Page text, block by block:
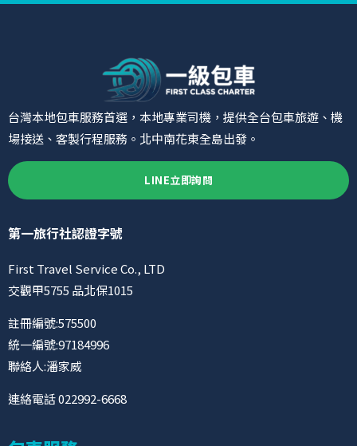
台灣本地包車服務首選，本地專業司機，提供全台包車旅遊、機
場接送、客製行程服務。北中南花東全島出發。
LINE立即詢問
第一旅行社認證字號
First Travel Service Co., LTD
交觀甲5755 品北保1015
註冊編號:575500
統一編號:97184996
聯絡人:潘家威
連絡電話 022992-6668